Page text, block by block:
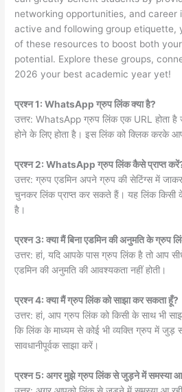
networking opportunities, and career
active and following group etiquette,
of these resources to boost both
potential. Explore these groups,
2026 your best academic year yet!
प्रश्न 1: WhatsApp ग्रुप लिंक क्या है?
उत्तर: WhatsApp ग्रुप लिंक एक URL होता है
होने के लिए होता है। इस लिंक को क्लिक करके
प्रश्न 2: WhatsApp ग्रुप लिंक कैसे प्राप्त
उत्तर: ग्रुप एडमिन अपने ग्रुप की सेटिंग्स में
चुनकर लिंक प्राप्त कर सकते हैं। यह लिंक किसी
है।
प्रश्न 3: क्या मैं बिना एडमिन की अनुमति के ग्रुप
उत्तर: हां, यदि आपके पास ग्रुप लिंक है तो आप
एडमिन की अनुमति की आवश्यकता नहीं होती।
प्रश्न 4: क्या मैं ग्रुप लिंक को साझा कर सकता हूँ?
उत्तर: हां, आप ग्रुप लिंक को किसी के साथ भी
कि लिंक के माध्यम से कोई भी व्यक्ति ग्रुप में जुड़
सावधानीपूर्वक साझा करें।
प्रश्न 5: अगर मुझे ग्रुप लिंक से जुड़ने में समस्या आ